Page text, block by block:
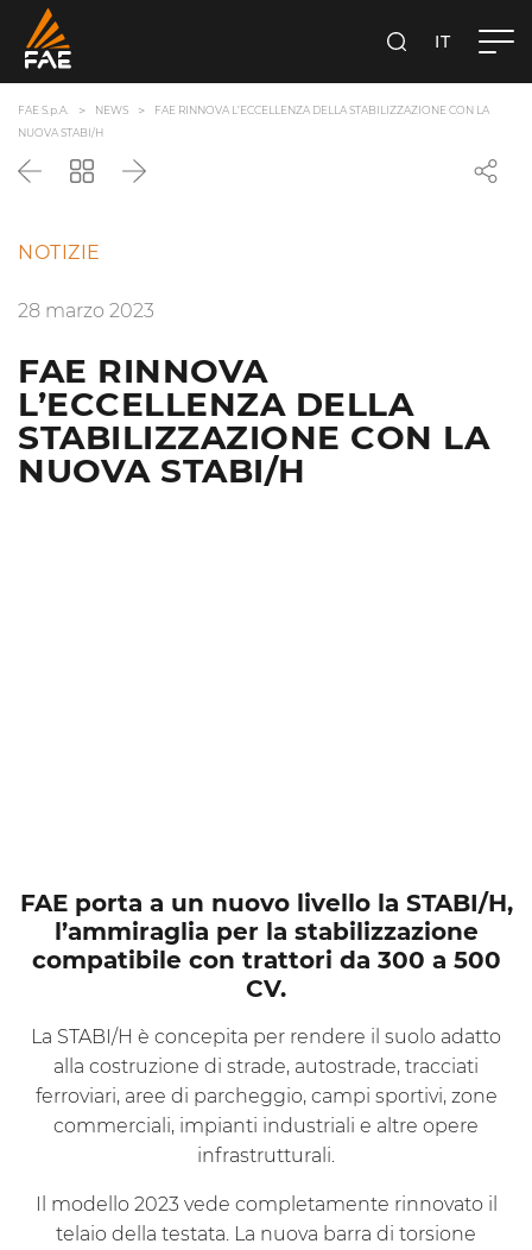
CERCAIT
FAE S.p.A. NEWS
FAE RINNOVA L’ECCELLENZA DELLA STABILIZZAZIONE CON LA
NUOVA STABI/H
Precedente
Torna Successivo
NOTIZIE
28 marzo 2023
FAE RINNOVA
L’ECCELLENZA DELLA
STABILIZZAZIONE CON LA
NUOVA STABI/H
FAE porta a un nuovo livello la STABI/H,
l’ammiraglia per la stabilizzazione
compatibile con trattori da 300 a 500
CV.
La STABI/H è concepita per rendere il suolo adatto
alla costruzione di strade, autostrade, tracciati
ferroviari, aree di parcheggio, campi sportivi, zone
commerciali, impianti industriali e altre opere
infrastrutturali.
Il modello 2023 vede completamente rinnovato il
telaio della testata. La nuova barra di torsione